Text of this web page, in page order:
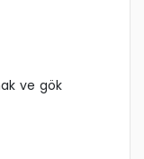
ve gök